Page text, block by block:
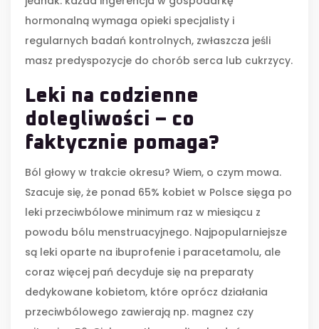
hormonalną wymaga opieki specjalisty i
regularnych badań kontrolnych, zwłaszcza jeśli
masz predyspozycje do chorób serca lub cukrzycy.
Leki na codzienne
dolegliwości – co
faktycznie pomaga?
Ból głowy w trakcie okresu? Wiem, o czym mowa.
Szacuje się, że ponad 65% kobiet w Polsce sięga po
leki przeciwbólowe minimum raz w miesiącu z
powodu bólu menstruacyjnego. Najpopularniejsze
są leki oparte na ibuprofenie i paracetamolu, ale
coraz więcej pań decyduje się na preparaty
dedykowane kobietom, które oprócz działania
przeciwbólowego zawierają np. magnez czy